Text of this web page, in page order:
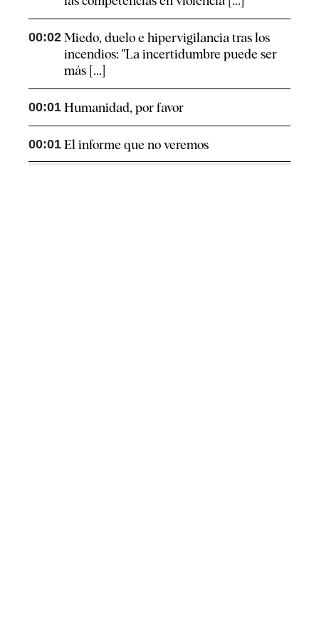
00:02 Miedo, duelo e hipervigilancia tras los
incendios: "La incertidumbre puede ser
más [...]
00:01 Humanidad, por favor
00:01 El informe que no veremos